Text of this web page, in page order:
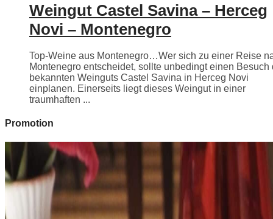
Weingut Castel Savina – Herceg
Novi – Montenegro
Top-Weine aus Montenegro…Wer sich zu einer Reise
Montenegro entscheidet, sollte unbedingt einen Besuch
bekannten Weinguts Castel Savina in Herceg Novi
einplanen. Einerseits liegt dieses Weingut in einer
traumhaften ...
Promotion